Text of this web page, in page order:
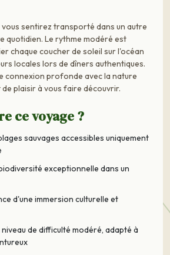
vous sentirez transporté dans un autre
quotidien. Le rythme modéré est
chaque coucher de soleil sur l'océan
locales lors de dîners authentiques.
connexion profonde avec la nature
plaisir à vous faire découvrir.
ce voyage ?
sauvages accessibles uniquement
exceptionnelle dans un
d'une immersion culturelle et
de difficulté modéré, adapté à